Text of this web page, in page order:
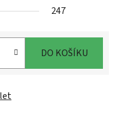
247
DO KOŠÍKU